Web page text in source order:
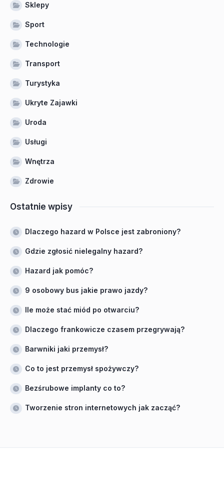
Sklepy
Sport
Technologie
Transport
Turystyka
Ukryte Zajawki
Uroda
Usługi
Wnętrza
Zdrowie
Ostatnie wpisy
Dlaczego hazard w Polsce jest zabroniony?
Gdzie zgłosić nielegalny hazard?
Hazard jak pomóc?
9 osobowy bus jakie prawo jazdy?
Ile może stać miód po otwarciu?
Dlaczego frankowicze czasem przegrywają?
Barwniki jaki przemysł?
Co to jest przemysł spożywczy?
Bezśrubowe implanty co to?
Tworzenie stron internetowych jak zacząć?